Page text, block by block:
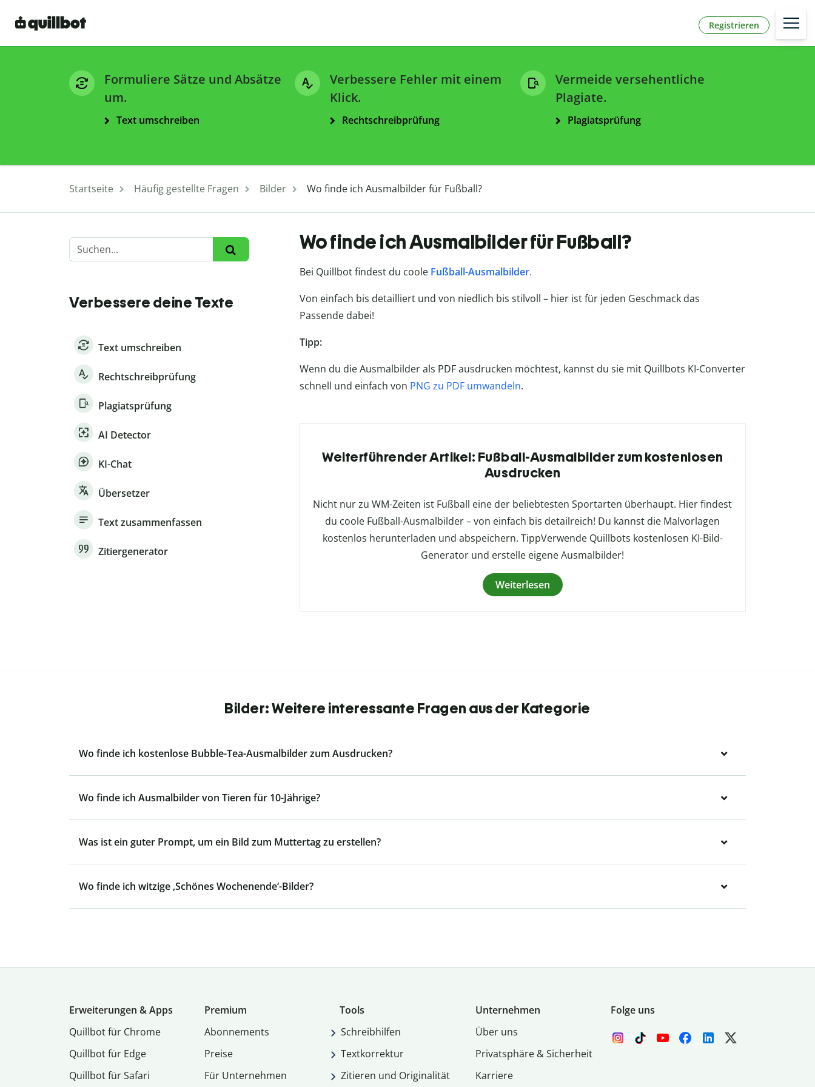
Registrieren
Formuliere Sätze und Absätze
um.
Text umschreiben
Verbessere Fehler mit einem
Klick.
Rechtschreibprüfung
Vermeide versehentliche
Plagiate.
Plagiatsprüfung
Startseite Häufig gestellte Fragen Bilder Wo finde ich Ausmalbilder für Fußball?
Verbessere deine Texte
Text umschreiben
Rechtschreibprüfung
Plagiatsprüfung
AI Detector
KI-Chat
Übersetzer
Text zusammenfassen
Zitiergenerator
Wo finde ich Ausmalbilder für Fußball?
Bei Quillbot findest du coole Fußball-Ausmalbilder.
Von einfach bis detailliert und von niedlich bis stilvoll – hier ist für jeden Geschmack das
Passende dabei!
Tipp:
Wenn du die Ausmalbilder als PDF ausdrucken möchtest, kannst du sie mit Quillbots KI-Converter
schnell und einfach von PNG zu PDF umwandeln.
Weiterführender Artikel: Fußball-Ausmalbilder zum kostenlosen
Ausdrucken
Nicht nur zu WM-Zeiten ist Fußball eine der beliebtesten Sportarten überhaupt. Hier findest
du coole Fußball-Ausmalbilder – von einfach bis detailreich! Du kannst die Malvorlagen
kostenlos herunterladen und abspeichern. TippVerwende Quillbots kostenlosen KI-Bild-
Generator und erstelle eigene Ausmalbilder!
Weiterlesen
Bilder: Weitere interessante Fragen aus der Kategorie
Wo finde ich kostenlose Bubble-Tea-Ausmalbilder zum Ausdrucken?
Wo finde ich Ausmalbilder von Tieren für 10-Jährige?
Was ist ein guter Prompt, um ein Bild zum Muttertag zu erstellen?
Wo finde ich witzige ‚Schönes Wochenende‘-Bilder?
Erweiterungen & Apps
Quillbot für Chrome
Quillbot für Edge
Quillbot für Safari
Premium
Abon­ne­ments
Preise
Für Unternehmen
Tools
Schreibhilfen
Textkorrektur
Zitieren und Originalität
Unternehmen
Über uns
Privatsphäre & Sicherheit
Karriere
Folge uns